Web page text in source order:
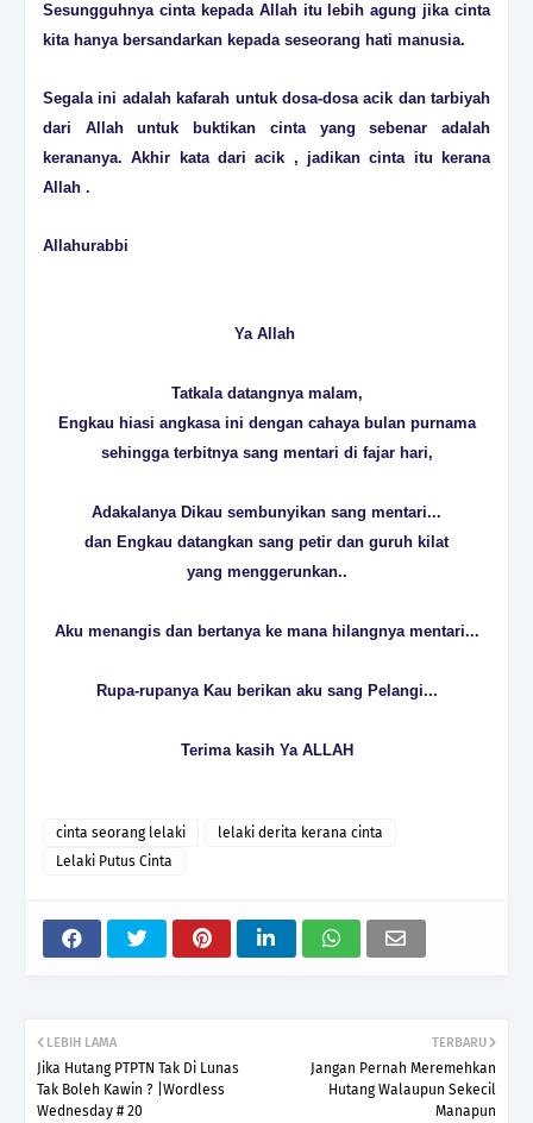
Sesungguhnya cinta kepada Allah itu lebih agung jika cinta
kita hanya bersandarkan kepada seseorang hati manusia.
Segala ini adalah kafarah untuk dosa-dosa acik dan tarbiyah
dari Allah untuk buktikan cinta yang sebenar adalah
kerananya. Akhir kata dari acik , jadikan cinta itu kerana
Allah .
Allahurabbi
Ya Allah
Tatkala datangnya malam,
Engkau hiasi angkasa ini dengan cahaya bulan purnama
sehingga terbitnya sang mentari di fajar hari,
Adakalanya Dikau sembunyikan sang mentari...
dan Engkau datangkan sang petir dan guruh kilat
yang menggerunkan..
Aku menangis dan bertanya ke mana hilangnya mentari...
Rupa-rupanya Kau berikan aku sang Pelangi...
Terima kasih Ya ALLAH
cinta seorang lelaki
lelaki derita kerana cinta
Lelaki Putus Cinta
TERBARU
Jangan Pernah Meremehkan
Hutang Walaupun Sekecil
Manapun
LEBIH LAMA
Jika Hutang PTPTN Tak Di Lunas
Tak Boleh Kawin ? |Wordless
Wednesday # 20